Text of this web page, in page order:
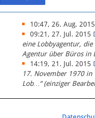
10:47, 26. Aug. 2015
09:21, 27. Jul. 2015
eine Lobbyagentur,
Agentur über Büros in
14:19, 21. Jul. 2015
17. November 1970 in
Lob…“ (einziger